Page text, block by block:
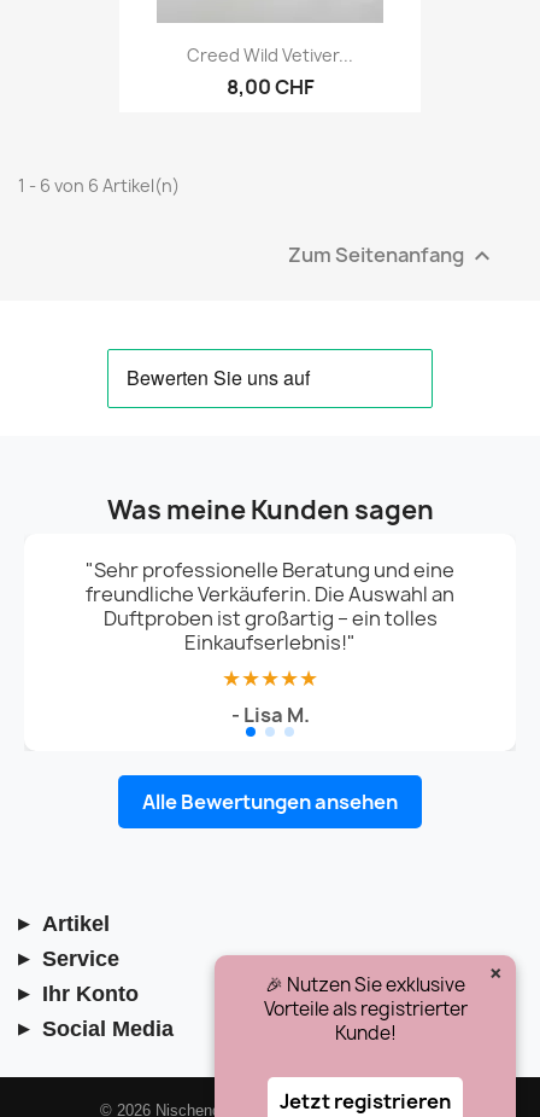
Creed Wild Vetiver...
8,00 CHF
1 - 6 von 6 Artikel(n)
Zum Seitenanfang 
Was meine Kunden sagen
"Sehr professionelle Beratung und eine
freundliche Verkäuferin. Die Auswahl an
Duftproben ist großartig – ein tolles
Einkaufserlebnis!"
★★★★★
- Lisa M.
Alle Bewertungen ansehen
Artikel
Service
Ihr Konto
Social Media
© 2026 Nischenduft.ch · Alle Rechte vorbehalten
×
🎉 Nutzen Sie exklusive
Vorteile als registrierter
Kunde!
Jetzt registrieren